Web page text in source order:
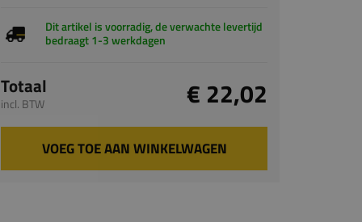
Dit artikel is voorradig, de verwachte levertijd
bedraagt 1-3 werkdagen
Totaal
incl. BTW € 22,02
VOEG TOE AAN WINKELWAGEN